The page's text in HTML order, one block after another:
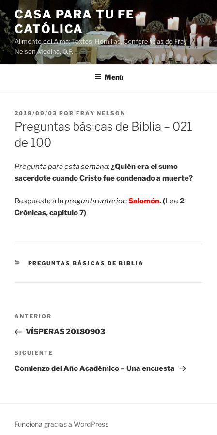
Saltar
al
contenido
CASA PARA TU FE
CATÓLICA
Alimento del Alma: Textos, Homilias, Conferencias de Fray
Nelson Medina, O.P.
Menú
PUBLICADO
EL
2018/09/03 POR FRAY NELSON
Preguntas básicas de Biblia – 021
de 100
Pregunta para esta semana:¿Quién era el sumo
sacerdote cuando Cristo fue condenado a muerte?
Respuesta a lapregunta anterior:Salomón. (Lee 2
Crónicas, capítulo 7)
CATEGORÍAS
PREGUNTAS BÁSICAS DE BIBLIA
Navegación
entradas
Entrada
anterior:
ANTERIOR
VÍSPERAS 20180903
Siguiente
entrada
SIGUIENTE
Comienzo del Año Académico – Una encuesta
Funciona gracias a WordPress